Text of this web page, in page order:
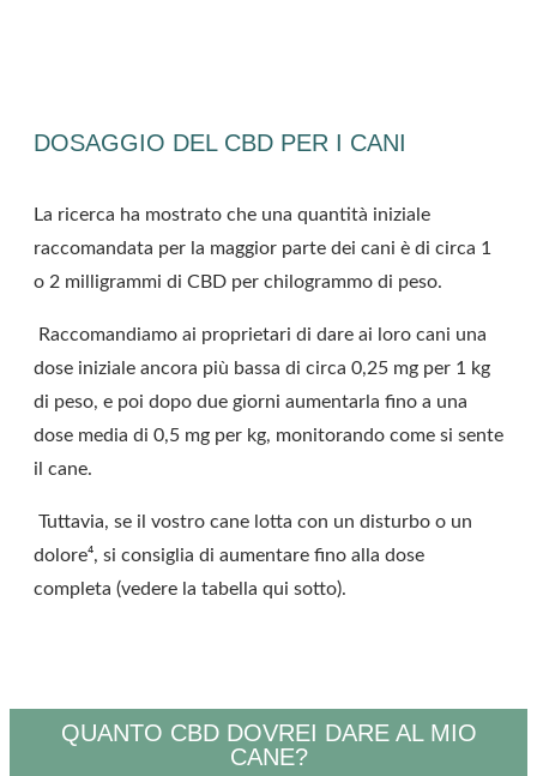
DOSAGGIO DEL CBD PER I CANI
La ricerca ha mostrato che una quantità iniziale
raccomandata per la maggior parte dei cani è di circa 1
o 2 milligrammi di CBD per chilogrammo di peso.
Raccomandiamo ai proprietari di dare ai loro cani una
dose iniziale ancora più bassa di circa 0,25 mg per 1 kg
di peso, e poi dopo due giorni aumentarla fino a una
dose media di 0,5 mg per kg, monitorando come si sente
il cane.
Tuttavia, se il vostro cane lotta con un disturbo o un
dolore⁴, si consiglia di aumentare fino alla dose
completa (vedere la tabella qui sotto).
QUANTO CBD DOVREI DARE AL MIO
CANE?